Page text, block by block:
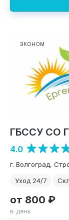
ЭКОНОМ
ГБССУ СО
4.0
г. Волгоград,
Уход 24/7
от 800 ₽
в день